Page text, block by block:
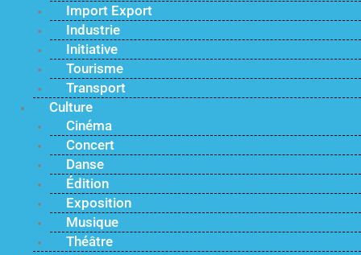
Import Export
Industrie
Initiative
Tourisme
Transport
Culture
Cinéma
Concert
Danse
Édition
Exposition
Musique
Théâtre